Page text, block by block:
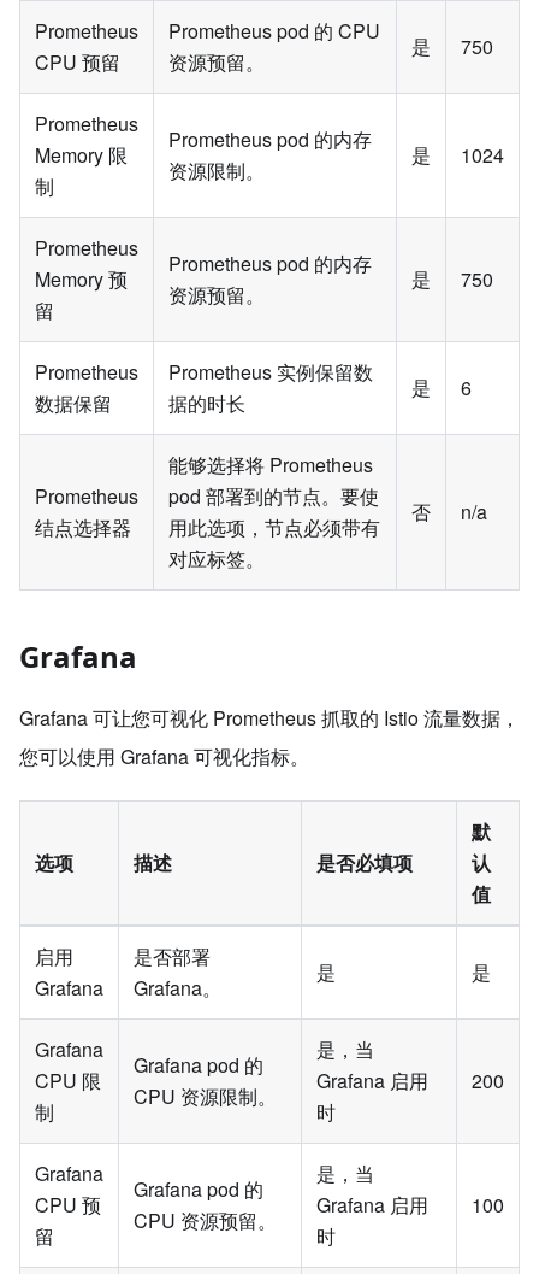
Prometheus
CPU 预留
Prometheus pod 的 CPU
资源预留。
是 750
Prometheus
Memory 限
制
Prometheus pod 的内存
资源限制。
是 1024
Prometheus
Memory 预
留
Prometheus pod 的内存
资源预留。
是 750
Prometheus
数据保留
Prometheus 实例保留数
据的时长
是 6
Prometheus
结点选择器
能够选择将 Prometheus
pod 部署到的节点。要使
用此选项，节点必须带有
对应标签。
否 n/a
Grafana
Grafana 可让您可视化 Prometheus 抓取的 Istio 流量数据，
您可以使用 Grafana 可视化指标。
选项 描述 是否必填项
默
认
值
启用
Grafana
是否部署
Grafana。
是 是
Grafana
CPU 限
制
Grafana pod 的
CPU 资源限制。
是，当
Grafana 启用
时
200
Grafana
CPU 预
留
Grafana pod 的
CPU 资源预留。
是，当
Grafana 启用
时
100